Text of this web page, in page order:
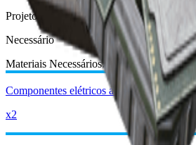
Projeto Tático Mk. 3 (Cura)
Necessário
Materiais Necessários:
Componentes elétricos avançados
x2